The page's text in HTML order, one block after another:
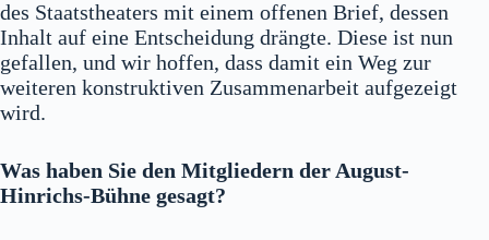
des Staatstheaters mit einem offenen Brief, dessen
Inhalt auf eine Entscheidung drängte. Diese ist nun
gefallen, und wir hoffen, dass damit ein Weg zur
weiteren konstruktiven Zusammenarbeit aufgezeigt
wird.
Was haben Sie den Mitgliedern der August-
Hinrichs-Bühne gesagt?